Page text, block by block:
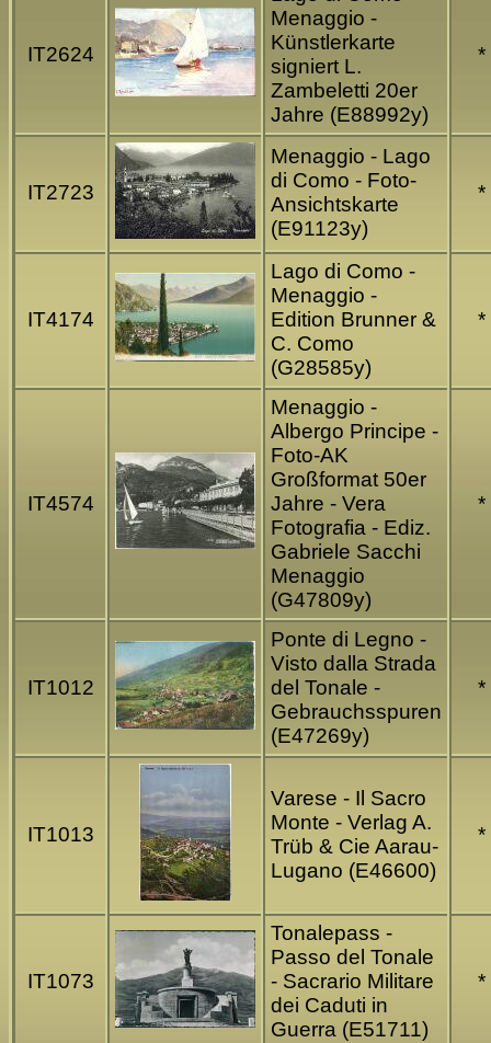
IT2624
Menaggio -
Künstlerkarte
signiert L.
Zambeletti 20er
Jahre (E88992y)
*
IT2723
Menaggio - Lago
di Como - Foto-
Ansichtskarte
(E91123y)
*
IT4174
Lago di Como -
Menaggio -
Edition Brunner &
C. Como
(G28585y)
*
IT4574
Menaggio -
Albergo Principe -
Foto-AK
Großformat 50er
Jahre - Vera
Fotografia - Ediz.
Gabriele Sacchi
Menaggio
(G47809y)
*
IT1012
Ponte di Legno -
Visto dalla Strada
del Tonale -
Gebrauchsspuren
(E47269y)
*
IT1013
Varese - Il Sacro
Monte - Verlag A.
Trüb & Cie Aarau-
Lugano (E46600)
*
IT1073
Tonalepass -
Passo del Tonale
- Sacrario Militare
dei Caduti in
Guerra (E51711)
*